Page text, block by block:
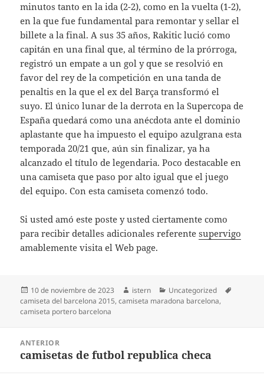
minutos tanto en la ida (2-2), como en la vuelta (1-2),
en la que fue fundamental para remontar y sellar el
billete a la final. A sus 35 años, Rakitic lució como
capitán en una final que, al término de la prórroga,
registró un empate a un gol y que se resolvió en
favor del rey de la competición en una tanda de
penaltis en la que el ex del Barça transformó el
suyo. El único lunar de la derrota en la Supercopa de
España quedará como una anécdota ante el dominio
aplastante que ha impuesto el equipo azulgrana esta
temporada 20/21 que, aún sin finalizar, ya ha
alcanzado el título de legendaria. Poco destacable en
una camiseta que paso por alto igual que el juego
del equipo. Con esta camiseta comenzó todo.
Si usted amó este poste y usted ciertamente como
para recibir detalles adicionales referentesupervigo
amablemente visita el Web page.
Publicado
el
10 de noviembre de 2023 Autor
istern Categorías
Uncategorized
camiseta del barcelona 2015,camiseta maradona barcelona,
camiseta portero barcelona
entradas
ANTERIOR
Entrada
camisetas de futbol republica checa